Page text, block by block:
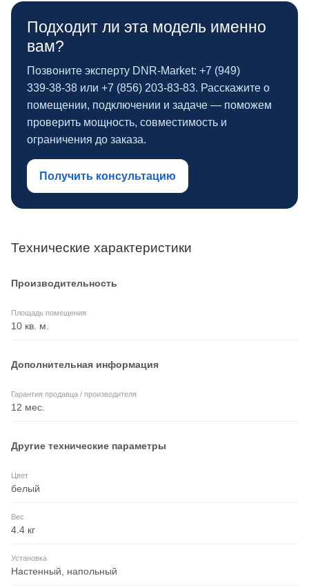
Подходит ли эта модель именно
вам?
Позвоните эксперту DNR‑Market: +7 (949)
339‑38‑38 или +7 (856) 203‑83‑83. Расскажите о
помещении, подключении и задаче — поможем
проверить мощность, совместимость и
ограничения до заказа.
Получить консультацию
Технические характеристики
Производительность
Площадь помещения
10 кв. м.
Дополнительная информация
Гарантия продавца / производителя
12 мес.
Другие технические параметры
Цвет
белый
Вес
4.4 кг
Установка
Настенный, напольный